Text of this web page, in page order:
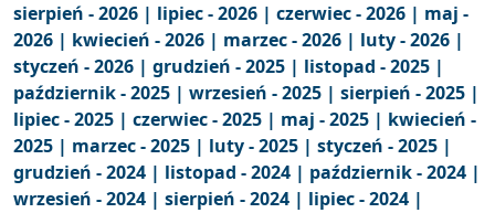
sierpień - 2026 | lipiec - 2026 | czerwiec - 2026 | maj -
2026 | kwiecień - 2026 | marzec - 2026 | luty - 2026 |
styczeń - 2026 | grudzień - 2025 | listopad - 2025 |
październik - 2025 | wrzesień - 2025 | sierpień - 2025 |
lipiec - 2025 | czerwiec - 2025 | maj - 2025 | kwiecień -
2025 | marzec - 2025 | luty - 2025 | styczeń - 2025 |
grudzień - 2024 | listopad - 2024 | październik - 2024 |
wrzesień - 2024 | sierpień - 2024 | lipiec - 2024 |